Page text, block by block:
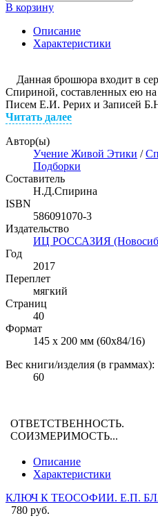
В корзину
Описание
Характеристики
Данная брошюра входит в
Спириной, составленных ею
Писем Е.И. Рерих и Записей
Читать далее
Автор(ы)
Учение Живой Этики /
Подборки
Составитель
Н.Д.Спирина
ISBN
586091070-3
Издательство
ИЦ РОССАЗИЯ
Год
2017
Переплет
мягкий
Страниц
40
Формат
145 х 200 мм (60х84/16)
Вес книги/изделия (в граммах):
60
ОТВЕТСТВЕННОСТЬ.
СОИЗМЕРИМОСТЬ...
Описание
Характеристики
КЛЮЧ К ТЕОСОФИИ. Е.П.
780 руб.